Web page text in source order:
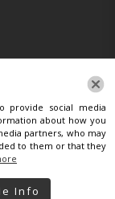
provide social media
about how you
partners, who may
to them or that they
Info